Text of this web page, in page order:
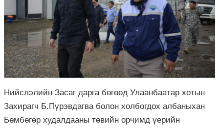
Нийслэлийн Засаг дарга бөгөөд Улаанбаатар хотын
Захирагч Б.Пүрэвдагва болон холбогдох албаныхан
Бөмбөгөр худалдааны төвийн орчимд үерийн